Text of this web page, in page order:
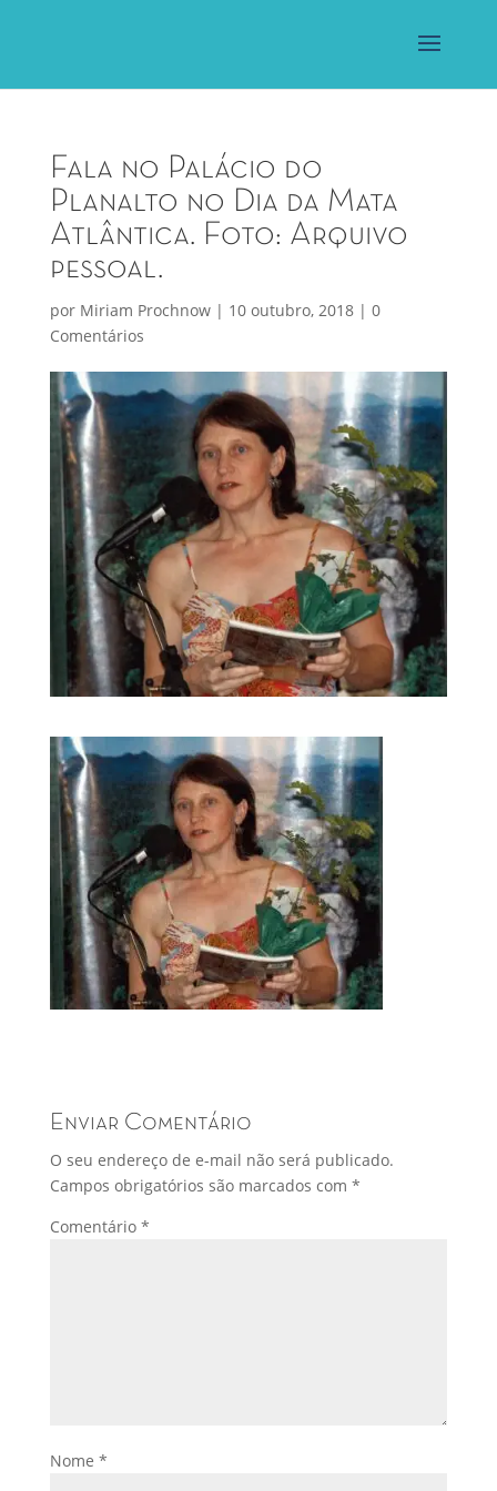
Fala no Palácio do
Planalto no Dia da Mata
Atlântica. Foto: Arquivo
pessoal.
por Miriam Prochnow| 10 outubro, 2018| 0
Comentários
Enviar Comentário
O seu endereço de e-mail não será publicado.
Campos obrigatórios são marcados com *
Comentário *
Nome *